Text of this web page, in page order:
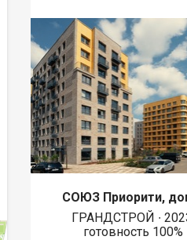
СОЮЗ Приорити,
ГРАНДСТРОЙ ∙
готовность 100%